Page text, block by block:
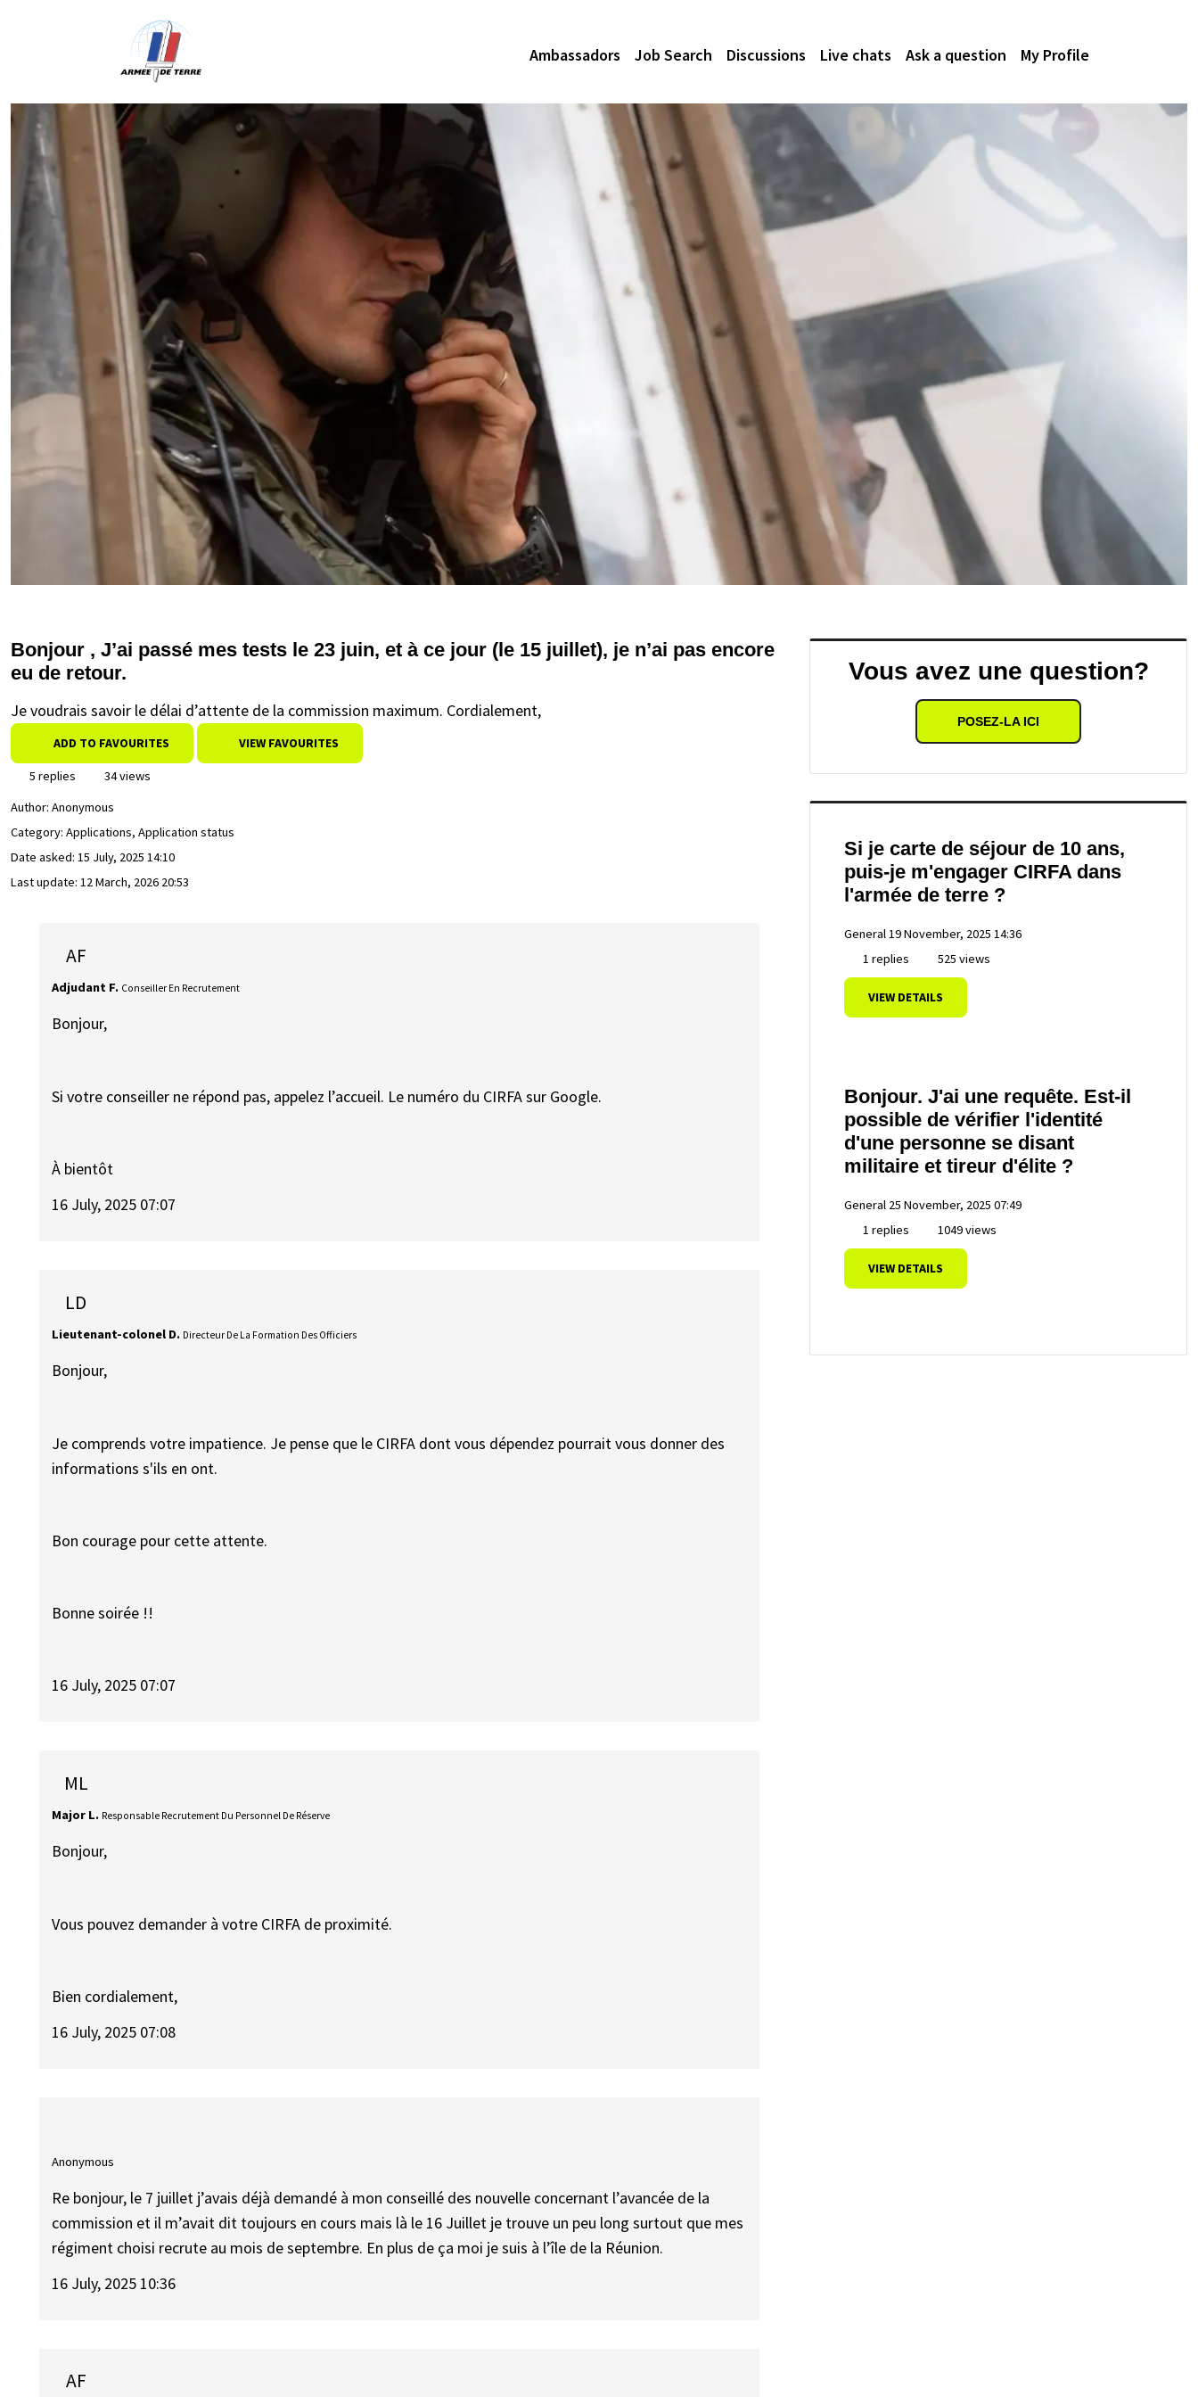
Ambassadors Job Search Discussions Live chats Ask a question My Profile
Bonjour , J’ai passé mes tests le 23 juin, et à ce jour (le 15 juillet), je n’ai pas encore
eu de retour.
Je voudrais savoir le délai d’attente de la commission maximum. Cordialement,
ADD TO FAVOURITES VIEW FAVOURITES
5 replies
34 views
Author: Anonymous
Category: Applications, Application status
Date asked: 15 July, 2025 14:10
Last update: 12 March, 2026 20:53
AF
Adjudant F. Conseiller En Recrutement
Bonjour,
Si votre conseiller ne répond pas, appelez l’accueil. Le numéro du CIRFA sur Google.
À bientôt
16 July, 2025 07:07
LD
Lieutenant-colonel D. Directeur De La Formation Des Officiers
Bonjour,
Je comprends votre impatience. Je pense que le CIRFA dont vous dépendez pourrait vous donner des
informations s'ils en ont.
Bon courage pour cette attente.
Bonne soirée !!
16 July, 2025 07:07
ML
Major L. Responsable Recrutement Du Personnel De Réserve
Bonjour,
Vous pouvez demander à votre CIRFA de proximité.
Bien cordialement,
16 July, 2025 07:08
Anonymous
Re bonjour, le 7 juillet j’avais déjà demandé à mon conseillé des nouvelle concernant l’avancée de la
commission et il m’avait dit toujours en cours mais là le 16 Juillet je trouve un peu long surtout que mes
régiment choisi recrute au mois de septembre. En plus de ça moi je suis à l’île de la Réunion.
16 July, 2025 10:36
AF
Vous avez une question?
POSEZ-LA ICI
Si je carte de séjour de 10 ans,
puis-je m'engager CIRFA dans
l'armée de terre ?
General19 November, 2025 14:36
1 replies
525 views
VIEW DETAILS
Bonjour. J'ai une requête. Est-il
possible de vérifier l'identité
d'une personne se disant
militaire et tireur d'élite ?
General 25 November, 2025 07:49
1 replies
1049 views
VIEW DETAILS